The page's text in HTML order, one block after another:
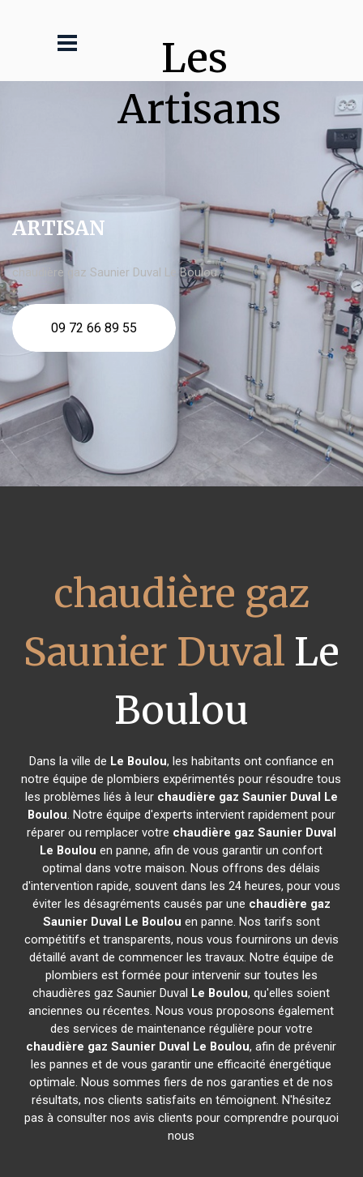
Les
Artisans
ARTISAN
chaudière gaz Saunier Duval Le Boulou
09 72 66 89 55
chaudière gaz
Saunier Duval Le
Boulou
Dans la ville de Le Boulou, les habitants ont confiance en
notre équipe de plombiers expérimentés pour résoudre tous
les problèmes liés à leur chaudière gaz Saunier Duval Le
Boulou. Notre équipe d'experts intervient rapidement pour
réparer ou remplacer votre chaudière gaz Saunier Duval
Le Boulou en panne, afin de vous garantir un confort
optimal dans votre maison. Nous offrons des délais
d'intervention rapide, souvent dans les 24 heures, pour vous
éviter les désagréments causés par une chaudière gaz
Saunier Duval Le Boulou en panne. Nos tarifs sont
compétitifs et transparents, nous vous fournirons un devis
détaillé avant de commencer les travaux. Notre équipe de
plombiers est formée pour intervenir sur toutes les
chaudières gaz Saunier Duval Le Boulou, qu'elles soient
anciennes ou récentes. Nous vous proposons également
des services de maintenance régulière pour votre
chaudière gaz Saunier Duval Le Boulou, afin de prévenir
les pannes et de vous garantir une efficacité énergétique
optimale. Nous sommes fiers de nos garanties et de nos
résultats, nos clients satisfaits en témoignent. N'hésitez
pas à consulter nos avis clients pour comprendre pourquoi
nous